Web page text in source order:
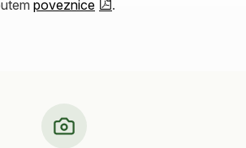
poveznice .